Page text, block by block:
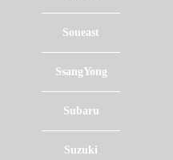
Soueast
SsangYong
Subaru
Suzuki